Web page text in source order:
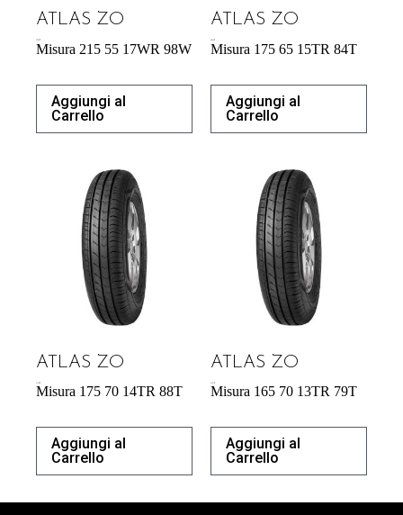
ATLAS ZO
Misura 215 55 17WR 98W
Aggiungi al
Carrello
ATLAS ZO
Misura 175 65 15TR 84T
Aggiungi al
Carrello
ATLAS ZO
Misura 175 70 14TR 88T
Aggiungi al
Carrello
ATLAS ZO
Misura 165 70 13TR 79T
Aggiungi al
Carrello